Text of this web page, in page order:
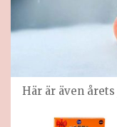
Här är även årets